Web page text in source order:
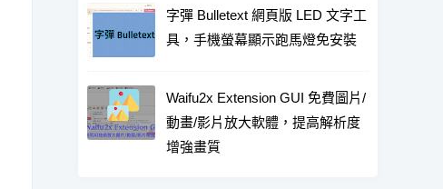
字彈 Bulletext 網頁版 LED 文字工
具，手機螢幕顯示跑馬燈免安裝
Waifu2x Extension GUI 免費圖片/
動畫/影片放大軟體，提高解析度
增強畫質